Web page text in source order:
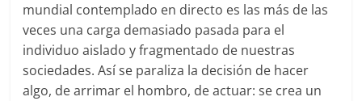
mundial contemplado en directo es las más de las
veces una carga demasiado pasada para el
individuo aislado y fragmentado de nuestras
sociedades. Así se paraliza la decisión de hacer
algo, de arrimar el hombro, de actuar: se crea un